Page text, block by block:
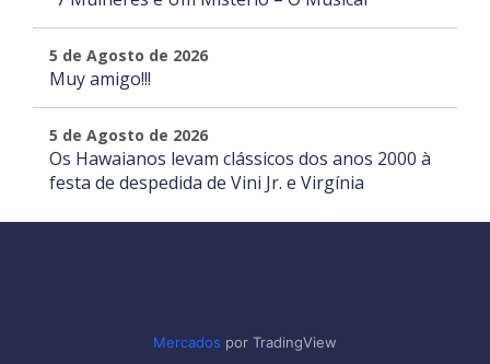
5 de Agosto de 2026
Muy amigo!!!
5 de Agosto de 2026
Os Hawaianos levam clássicos dos anos 2000 à
festa de despedida de Vini Jr. e Virgínia
Mercados por TradingView